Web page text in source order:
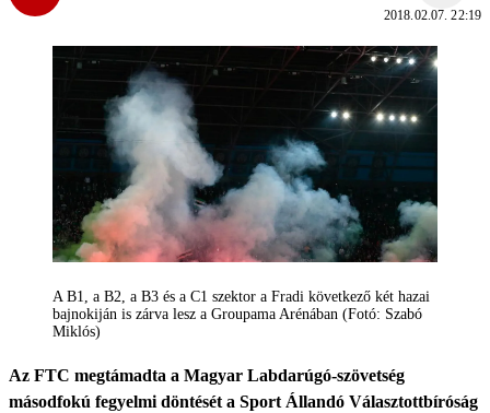
2018.02.07. 22:19
A B1, a B2, a B3 és a C1 szektor a Fradi következő két hazai
bajnokiján is zárva lesz a Groupama Arénában (Fotó: Szabó
Miklós)
Az FTC megtámadta a Magyar Labdarúgó-szövetség
másodfokú fegyelmi döntését a Sport Állandó Választottbíróság